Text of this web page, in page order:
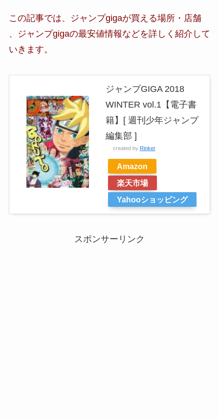
この記事では、ジャンプgigaが買える場所・店舗
、ジャンプgigaの最安値情報などを詳しく紹介して
いきます。
ジャンプGIGA 2018
WINTER vol.1【電子書
籍】[ 週刊少年ジャンプ
編集部 ]
created by Rinker
Amazon
楽天市場
Yahooショッピング
スポンサーリンク